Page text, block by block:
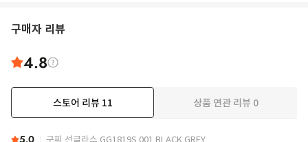
구매자 리뷰
4.8
스토어 리뷰 11 상품 연관 리뷰 0
구찌 선글라스 GG1819S 001 BLACK GREY